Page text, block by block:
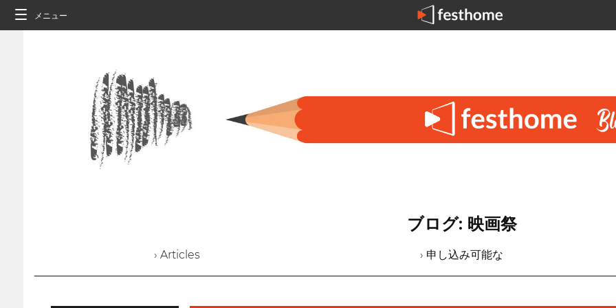
メニュー
ブログ: 映画祭
› Articles › 申し込み可能な